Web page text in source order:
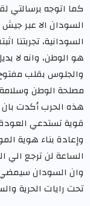
كما اتوجه برسالتي
السودان الا عبر
السودانية، تجربتنا
هو الوطن، وانه لا
والجلوس بقلب
مصلحة الوطن
هذه الحرب أكدت بان
قوية تستدعي العودة
وإعادة بناء هوية
الساعة لن ترجع الي
وان السودان
تحت رايات الحرية